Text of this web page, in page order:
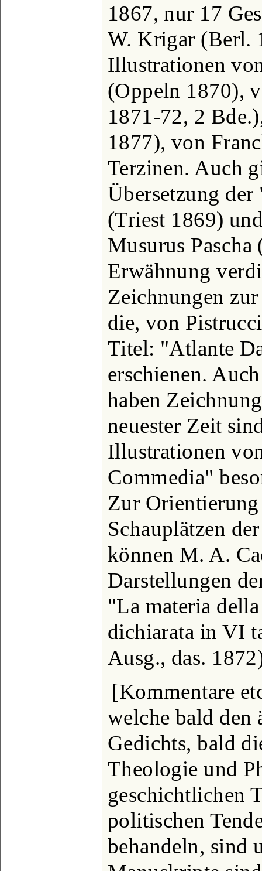
1867, nur 17
W. Krigar (Berl.
Illustrationen
(Oppeln 1870),
1871-72, 2
1877), von
Terzinen. Auch
Übersetzung
(Triest 1869)
Musurus
Erwähnung
Zeichnungen
die, von
Titel: "Atlante
erschienen.
haben
neuester Zeit
Illustrationen
Commedia"
Zur
Schauplätzen
können M. A.
Darstellungen
"La materia
dichiarata in VI
Ausg., das.
[Kommentare
welche bald den
Gedichts, bald
Theologie und
geschichtlichen
politischen
behandeln, sind